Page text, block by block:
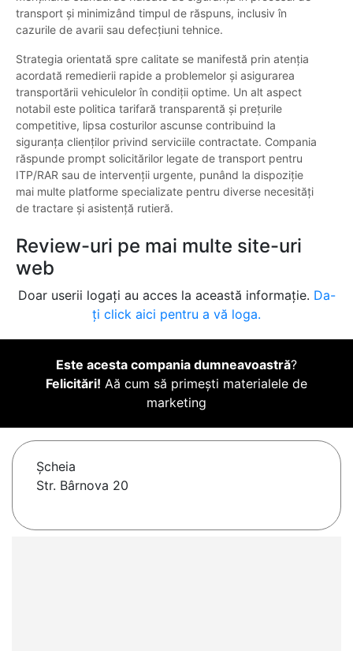
transport și minimizând timpul de răspuns, inclusiv în
cazurile de avarii sau defecțiuni tehnice.
Strategia orientată spre calitate se manifestă prin atenția
acordată remedierii rapide a problemelor și asigurarea
transportării vehiculelor în condiții optime. Un alt aspect
notabil este politica tarifară transparentă și prețurile
competitive, lipsa costurilor ascunse contribuind la
siguranța clienților privind serviciile contractate. Compania
răspunde prompt solicitărilor legate de transport pentru
ITP/RAR sau de intervenții urgente, punând la dispoziție
mai multe platforme specializate pentru diverse necesități
de tractare și asistență rutieră.
Review-uri pe mai multe site-uri
web
Doar userii logați au acces la această informație. Da-
ți click aici pentru a vă loga.
Este acesta compania dumneavoastră?
Felicitări! Aă cum să primești materialele de
marketing
Şcheia
Str. Bârnova 20